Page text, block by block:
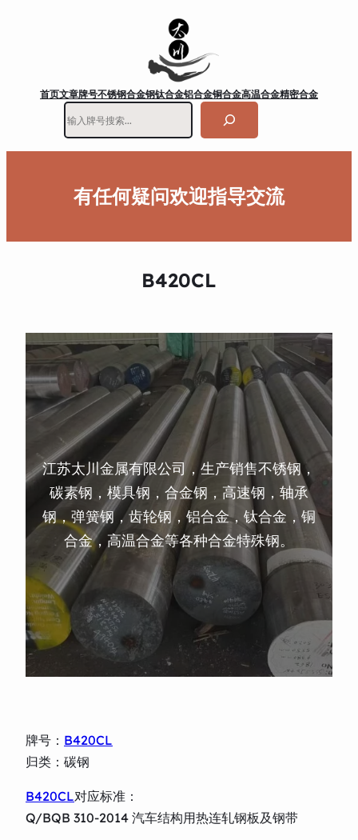
首页文章牌号不锈钢合金钢钛合金铝合金铜合金高温合金精密合金
有任何疑问欢迎指导交流
B420CL
江苏太川金属有限公司，生产销售不锈钢，
碳素钢，模具钢，合金钢，高速钢，轴承
钢，弹簧钢，齿轮钢，铝合金，钛合金，铜
合金，高温合金等各种合金特殊钢。
牌号： B420CL
归类：碳钢
B420CL对应标准：
Q/BQB 310-2014 汽车结构用热连轧钢板及钢带